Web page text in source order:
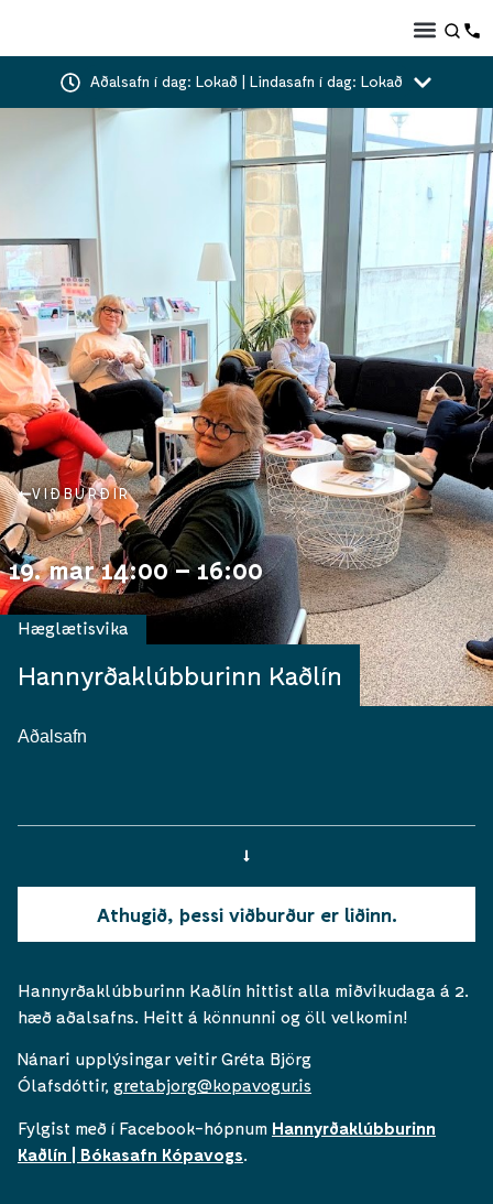
Aðalsafn í dag: Lokað | Lindasafn í dag: Lokað
VIÐBURÐIR
19. mar 14:00 – 16:00
Hannyrðaklúbburinn Kaðlín
Hæglætisvika
Aðalsafn
Athugið, þessi viðburður er liðinn.
Hannyrðaklúbburinn Kaðlín hittist alla miðvikudaga á 2.
hæð aðalsafns. Heitt á könnunni og öll velkomin!
Nánari upplýsingar veitir Gréta Björg
Ólafsdóttir, gretabjorg@kopavogur.is
Fylgist með í Facebook-hópnum Hannyrðaklúbburinn
Kaðlín | Bókasafn Kópavogs